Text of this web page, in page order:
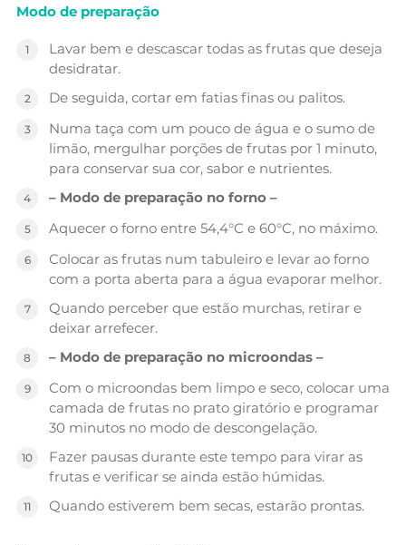
Modo de preparação
Lavar bem e descascar todas as frutas que deseja
desidratar.
De seguida, cortar em fatias finas ou palitos.
Numa taça com um pouco de água e o sumo de
limão, mergulhar porções de frutas por 1 minuto,
para conservar sua cor, sabor e nutrientes.
– Modo de preparação no forno –
Aquecer o forno entre 54,4°C e 60°C, no máximo.
Colocar as frutas num tabuleiro e levar ao forno
com a porta aberta para a água evaporar melhor.
Quando perceber que estão murchas, retirar e
deixar arrefecer.
– Modo de preparação no microondas –
Com o microondas bem limpo e seco, colocar uma
camada de frutas no prato giratório e programar
30 minutos no modo de descongelação.
Fazer pausas durante este tempo para virar as
frutas e verificar se ainda estão húmidas.
Quando estiverem bem secas, estarão prontas.